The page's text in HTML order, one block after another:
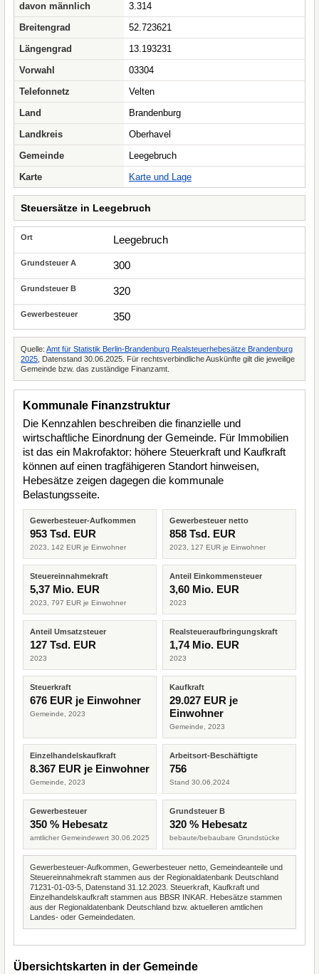
davon männlich
3.314
Breitengrad
52.723621
Längengrad
13.193231
Vorwahl
03304
Telefonnetz
Velten
Land
Brandenburg
Landkreis
Oberhavel
Gemeinde
Leegebruch
Karte
Karte und Lage
Steuersätze in Leegebruch
Leegebruch
300
320
350
Quelle: Amt für Statistik Berlin-Brandenburg Realsteuerhebesätze Brandenburg
2025 , Datenstand 30.06.2025. Für rechtsverbindliche Auskünfte gilt die jeweilige
Gemeinde bzw. das zuständige Finanzamt.
Kommunale Finanzstruktur
Die Kennzahlen beschreiben die finanzielle und
wirtschaftliche Einordnung der Gemeinde. Für Immobilien
ist das ein Makrofaktor: höhere Steuerkraft und Kaufkraft
können auf einen tragfähigeren Standort hinweisen,
Hebesätze zeigen dagegen die kommunale
Belastungsseite.
Gewerbesteuer-Aufkommen
953 Tsd. EUR
2023, 142 EUR je Einwohner
Gewerbesteuer netto
858 Tsd. EUR
2023, 127 EUR je Einwohner
Steuereinnahmekraft
5,37 Mio. EUR
2023, 797 EUR je Einwohner
Anteil Einkommensteuer
3,60 Mio. EUR
2023
Anteil Umsatzsteuer
127 Tsd. EUR
2023
Realsteueraufbringungskraft
1,74 Mio. EUR
2023
Steuerkraft
676 EUR je Einwohner
Gemeinde, 2023
Kaufkraft
29.027 EUR je
Einwohner
Gemeinde, 2023
Einzelhandelskaufkraft
8.367 EUR je Einwohner
Gemeinde, 2023
Arbeitsort-Beschäftigte
756
Stand 30.06.2024
Gewerbesteuer
350 % Hebesatz
amtlicher Gemeindewert 30.06.2025
Grundsteuer B
320 % Hebesatz
bebaute/bebaubare Grundstücke
Gewerbesteuer-Aufkommen, Gewerbesteuer netto, Gemeindeanteile und
Steuereinnahmekraft stammen aus der Regionaldatenbank Deutschland
71231-01-03-5, Datenstand 31.12.2023. Steuerkraft, Kaufkraft und
Einzelhandelskaufkraft stammen aus BBSR INKAR. Hebesätze stammen
aus der Regionaldatenbank Deutschland bzw. aktuelleren amtlichen
Landes- oder Gemeindedaten.
Übersichtskarten in der Gemeinde